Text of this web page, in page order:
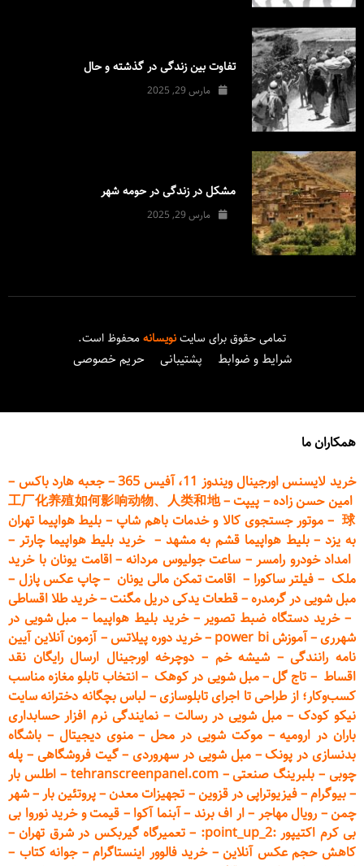
تفاوت بین زندگی در گذشته و حال
مارس 29, 2025
مشکل در زندگی در حومه شهر
مارس 29, 2025
تمامی حقوق برای سایتنویسانهمحفوظ است.
شرایط و ضوابط پشتیبانی حریم خصوصی
همکاران ما
خرید لایسنس اورجینال ویندوز 11، آفیس 365
–جعبه هارد باکس –
امین حسن زاده– پیپت–
工厂化养殖如何影响动物、人类和地
球
– موتور جستجوی کالا و خدمات باهم شاپ– بلیط هواپیما تهران
به یزد–بلیط هواپیما قشم به مشهد –خرید بلیط هواپیما چارتر –
امداد خودرو رامسر– ساعت جولیوس مردانه–اقامت یونان با خرید
ملک – فیلتر ساکورا – اقامت تمکن مالی یونان –چاپ عکس پازل –
مبل شویی در گرمدره–قطعاتیدکی دریل مگنت–خرید طلا اقساطی
–خرید دستگاه ضبط تصویر–خرید بلیط هواپیما –مبل شویی در
شهرری–آموزش power bi –خرید دورهپیلاتس–آزمون آنلاین آیین
نامه رانندگی– شیشه خم – دوچرخه اورجینال ارسال رایگان نقد
اقساط – تاج گل–مبل شویی در کوهک–انتخاب تابلو مغازه مناسب
کسب‌وکار؛ از طراحی تا اجرای تابلوسازی– لباس بچگانه دخترانه سایت
نیکو کودک – مبل شویی در رسالت – نمایندگی نرم افزار حسابداری
باران در ارومیه–موکت شویی در محل–منوی دیجیتال – باشگاه
بدنسازی در پونک–مبل شویی در سهروردی–گیت فروشگاهی – پله
چوبی – بلبرینگ صنعتی–
tehranscreenpanel.com
–اطلس بار
–بیوگرام–فیزیوتراپی در قزوین– تجهیزات معدن–پروتئین بار–شهر
چمن– رویال مهاجر –ار اف برند –آبنما آکوا – قیمت و خرید نوروا بی
بی کرم اکتیپور :point_up_2:
– تعمیرگاه گیربکس در شرق تهران–
کاهش حجم عکس آنلاین–خرید فالوور اینستاگرام–جوانه کتاب –